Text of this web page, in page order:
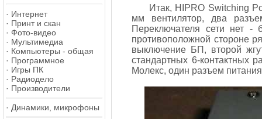
· Интернет
· Принт и скан
· Фото-видео
· Мультимедиа
· Компьютеры - общая
· Программное
· Игры ПК
· Радиодело
· Производители
· Динамики, микрофоны
Итак, HIPRO Switching
мм вентилятор, два
Переключателя сети нет -
противоположной стороне
выключение БП, второй
стандартных 6-контактных
Молекс, один разъем